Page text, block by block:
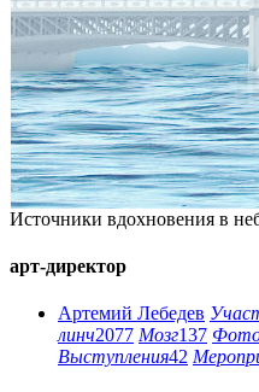
Источники вдохновения в
арт-директор
Артемий Лебедев
линч2077 Мозг137
Выступления42